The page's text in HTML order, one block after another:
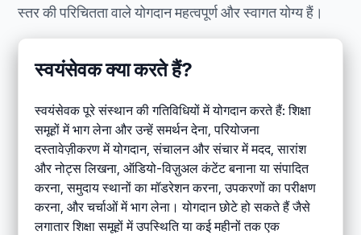
स्तर की परिचितता वाले योगदान महत्वपूर्ण और स्वागत योग्य हैं।
स्वयंसेवक क्या करते हैं?
स्वयंसेवक पूरे संस्थान की गतिविधियों में योगदान करते हैं: शिक्षा
समूहों में भाग लेना और उन्हें समर्थन देना, परियोजना
दस्तावेज़ीकरण में योगदान, संचालन और संचार में मदद, सारांश
और नोट्स लिखना, ऑडियो-विज़ुअल कंटेंट बनाना या संपादित
करना, समुदाय स्थानों का मॉडरेशन करना, उपकरणों का परीक्षण
करना, और चर्चाओं में भाग लेना। योगदान छोटे हो सकते हैं जैसे
लगातार शिक्षा समूहों में उपस्थिति या कई महीनों तक एक